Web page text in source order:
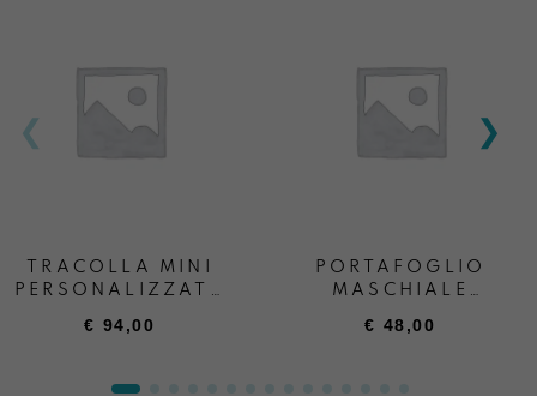
TRACOLLA MINI
PERSONALIZZATA
“ANDREA BOATTA”
€ 94,00
PORTAFOGLIO
MASCHIALE
€ 48,00